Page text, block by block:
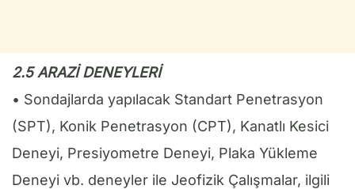
2.5 ARAZİ DENEYLERİ
• Sondajlarda yapılacak Standart Penetrasyon
(SPT), Konik Penetrasyon (CPT), Kanatlı Kesici
Deneyi, Presiyometre Deneyi, Plaka Yükleme
Deneyi vb. deneyler ile Jeofizik Çalışmalar, ilgili